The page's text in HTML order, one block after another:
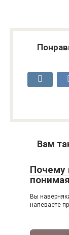
Вам
Почему
Вы
напеваете